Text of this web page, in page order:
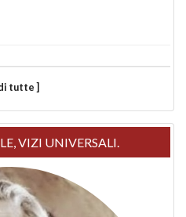
tutte ]
VIZI UNIVERSALI.